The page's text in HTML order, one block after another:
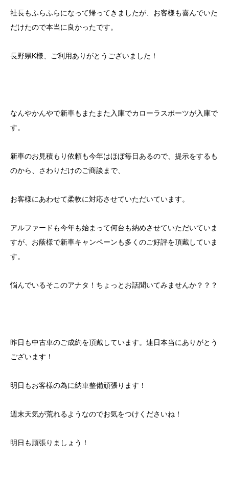
社長もふらふらになって帰ってきましたが、お客様も喜んでいた
だけたので本当に良かったです。
長野県K様、ご利用ありがとうございました！
なんやかんやで新車もまたまた入庫でカローラスポーツが入庫で
す。
新車のお見積もり依頼も今年はほぼ毎日あるので、提示をするも
のから、さわりだけのご商談まで、
お客様にあわせて柔軟に対応させていただいています。
アルファードも今年も始まって何台も納めさせていただいていま
すが、お蔭様で新車キャンペーンも多くのご好評を頂戴していま
す。
悩んでいるそこのアナタ！ちょっとお話聞いてみませんか？？？
昨日も中古車のご成約を頂戴しています。連日本当にありがとう
ございます！
明日もお客様の為に納車整備頑張ります！
週末天気が荒れるようなのでお気をつけくださいね！
明日も頑張りましょう！